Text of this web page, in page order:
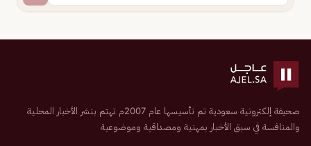
صحيفة إلكترونية سعودية تم تأسيسها عام 2007م تهتم بنشر الأخبار المحلية
والمنافسة في سبق الأخبار بمهنية ومصداقية وموضوعية